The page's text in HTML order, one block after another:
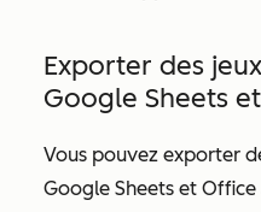
Exporter des
Google Sheets
Vous pouvez exporter
Google Sheets et Office